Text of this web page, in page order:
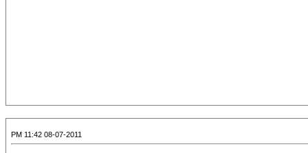
08-07-2011 11:42 PM